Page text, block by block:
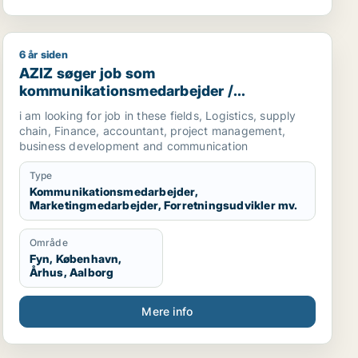
AZIZ søger job som kommunikationsmedarbejder /
6 år siden
AZIZ søger job som
kommunikationsmedarbejder /
marketingmedarbejder /
forretningsudvikler /
regnskabsmedarbejder / revisor
i am looking for job in these fields, Logistics, supply
chain, Finance, accountant, project management,
business development and communication
Type
Kommunikationsmedarbejder,
Marketingmedarbejder, Forretningsudvikler mv.
Område
Fyn, København,
Århus, Aalborg
Mere info